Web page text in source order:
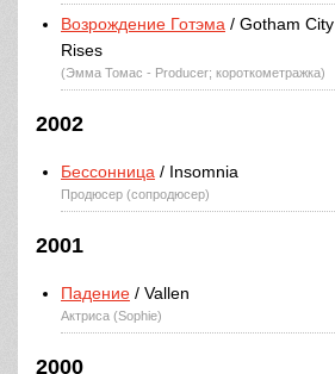
Возрождение Готэма / Gotham City
Rises
(Эмма Томас - Producer; короткометражка)
2002
Бессонница / Insomnia
Продюсер (сопродюсер)
2001
Падение / Vallen
Актриса (Sophie)
2000